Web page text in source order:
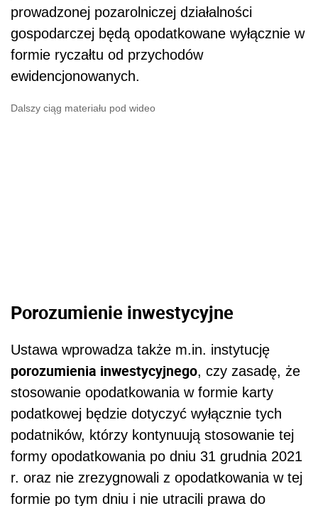
prowadzonej pozarolniczej działalności
gospodarczej będą opodatkowane wyłącznie w
formie ryczałtu od przychodów
ewidencjonowanych.
Dalszy ciąg materiału pod wideo
Porozumienie inwestycyjne
Ustawa wprowadza także m.in. instytucję
porozumienia inwestycyjnego, czy zasadę, że
stosowanie opodatkowania w formie karty
podatkowej będzie dotyczyć wyłącznie tych
podatników, którzy kontynuują stosowanie tej
formy opodatkowania po dniu 31 grudnia 2021
r. oraz nie zrezygnowali z opodatkowania w tej
formie po tym dniu i nie utracili prawa do